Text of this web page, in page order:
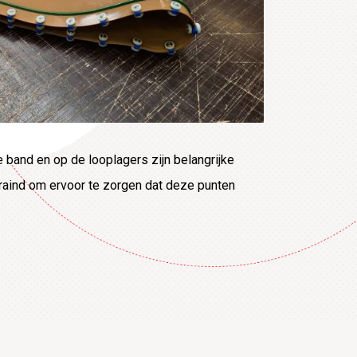
en op de looplagers zijn belangrijke
om ervoor te zorgen dat deze punten